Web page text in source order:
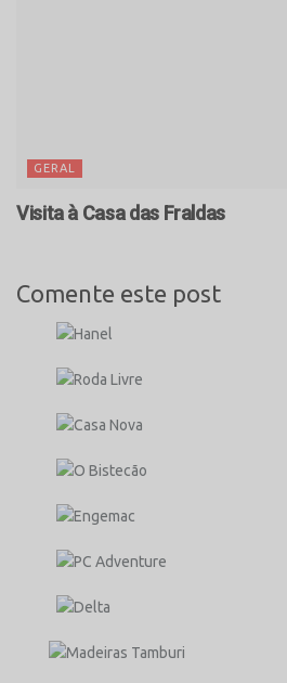
GERAL
Visita à Casa das Fraldas
Comente este post